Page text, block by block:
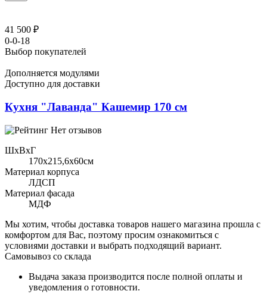
41 500 ₽
0-0-18
Выбор покупателей
Дополняется модулями
Доступно для доставки
Кухня "Лаванда" Кашемир 170 см
Нет отзывов
ШхВхГ
170x215,6х60см
Материал корпуса
ЛДСП
Материал фасада
МДФ
Мы хотим, чтобы доставка товаров нашего магазина прошла с
комфортом для Вас, поэтому просим ознакомиться с
условиями доставки и выбрать подходящий вариант.
Самовывоз со склада
Выдача заказа производится после полной оплаты и
уведомления о готовности.